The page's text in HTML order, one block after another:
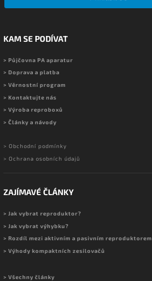
KAM SE PODÍVAT
> Půjčovna PA aparatur
> Doprava a platba
> Věrnostní program
> Kontaktujte nás
> Výroba reproboxů
> Články a návody
> Obchodní podmínky
> Ochrana osobních údajů
ZAJÍMAVÉ ČLÁNKY
> Jak vybrat reproduktor?
> Jak vybrat výhybku?
> Rozdíl mezi aktivním a pasivním reproduktorem
> Výhody kompaktních zesilovačů
> Všechny články